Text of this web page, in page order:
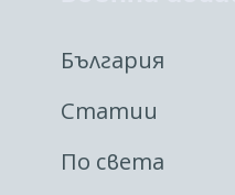
България
Статии
По света